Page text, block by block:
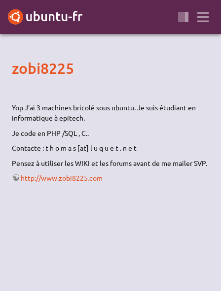
zobi8225
Yop J'ai 3 machines bricolé sous ubuntu. Je suis étudiant en
informatique à epitech.
Je code en PHP /SQL , C..
Contacte : t h o m a s [at] l u q u e t . n e t
Pensez à utiliser les WIKI et les forums avant de me mailer SVP.
http://www.zobi8225.com